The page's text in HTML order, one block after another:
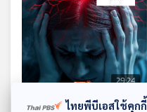
29:24
ไทยพีบีเอสใช้คุกกี้